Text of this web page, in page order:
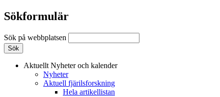
Sökformulär
Sök på webbplatsen
Aktuellt Nyheter och kalender
Nyheter
Aktuell fjärilsforskning
Hela artikellistan